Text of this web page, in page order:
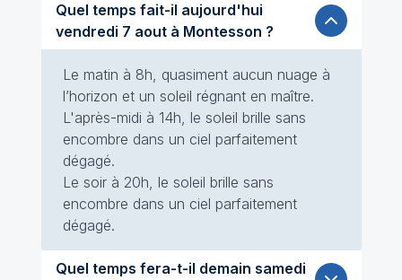
Quel temps fait-il aujourd'hui
vendredi 7 aout à Montesson ?
Le matin à 8h, quasiment aucun nuage à
l’horizon et un soleil régnant en maître.
L'après-midi à 14h, le soleil brille sans
encombre dans un ciel parfaitement
dégagé.
Le soir à 20h, le soleil brille sans
encombre dans un ciel parfaitement
dégagé.
Quel temps fera-t-il demain samedi